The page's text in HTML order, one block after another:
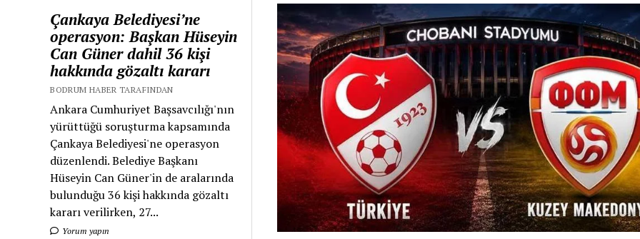
Çankaya Belediyesi’ne
operasyon: Başkan Hüseyin
Can Güner dahil 36 kişi
hakkında gözaltı kararı
BODRUM HABER TARAFINDAN
Ankara Cumhuriyet Başsavcılığı'nın
yürüttüğü soruşturma kapsamında
Çankaya Belediyesi'ne operasyon
düzenlendi. Belediye Başkanı
Hüseyin Can Güner'in de aralarında
bulunduğu 36 kişi hakkında gözaltı
kararı verilirken, 27...
Yorum yapın